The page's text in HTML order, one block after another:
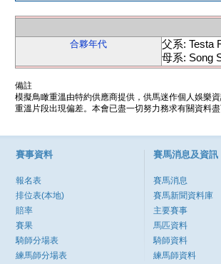
合夥年代
父系: Testa
母系: Song
備註
模擬鳥瞰重溫由特約供應商提供，供馬迷作個人娛樂
重溫片段出現偏差。本會已盡一切努力務求有關資料
賽事資料
報名表
排位表(本地)
賠率
賽果
騎師分場表
練馬師分場表
賽馬消息及資訊
賽馬消息
賽馬新聞資料庫
主要賽事
馬匹資料
騎師資料
練馬師資料